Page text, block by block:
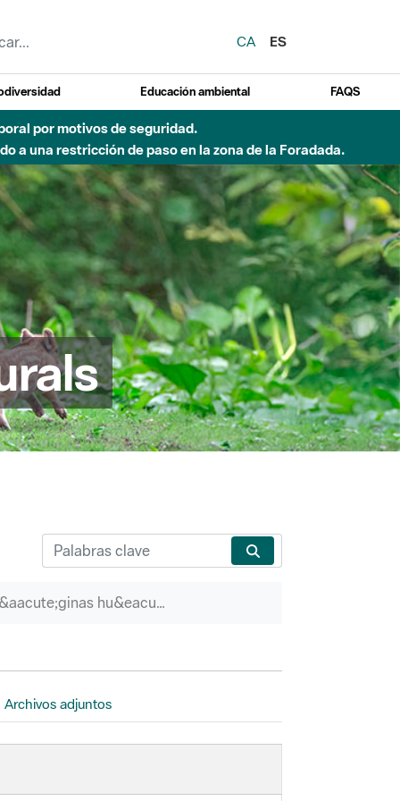
CA
ES
Educación ambiental FAQS
por motivos de seguridad.
a una restricción de paso en la zona de la Foradada.
P&aacute;ginas hu&eacute;rfanas
Archivos adjuntos